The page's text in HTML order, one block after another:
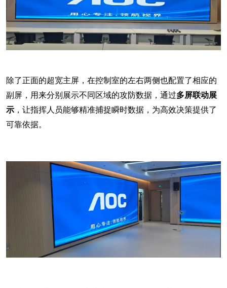
除了正面的超宽主屏，在控制室的左右两侧也配置了相应的
副屏，用来分别展示不同区域的攻防数据，通过多屏联动展
示，让指挥人员能够精准捕捉瞬时数据，为高效决策提供了
可靠依据。